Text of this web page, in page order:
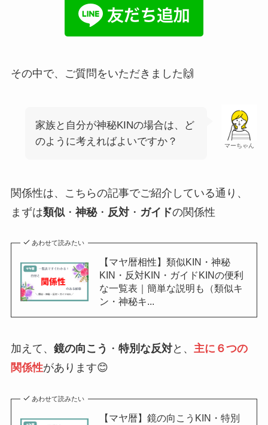
その中で、ご質問をいただきました🙌
マーちゃん
家族と自分が神秘KINの場合は、ど
のように考えればよいですか？
関係性は、こちらの記事でご紹介している通り、
まずは類似・ 神秘・ 反対・ ガイドの関係性
あわせて読みたい
【マヤ暦相性】類似KIN・神秘
KIN・反対KIN・ガイドKINの便利
な一覧表｜簡単な説明も（類似キ
ン・神秘キ...
加えて、 鏡の向こう ・ 特別な反対と、 主に６つの
関係性があります😊
あわせて読みたい
【マヤ暦】鏡の向こうKIN・特別